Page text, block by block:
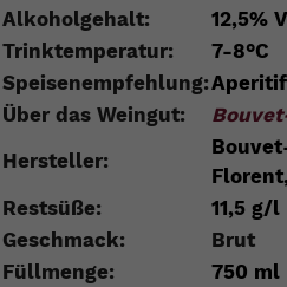
Alkoholgehalt:
12,5%
Trinktemperatur:
7-8°C
Speisenempfehlung:Aperitif
Über das Weingut:
Hersteller:
Restsüße:
11,5 g/l
Geschmack:
Brut
Füllmenge:
750 ml